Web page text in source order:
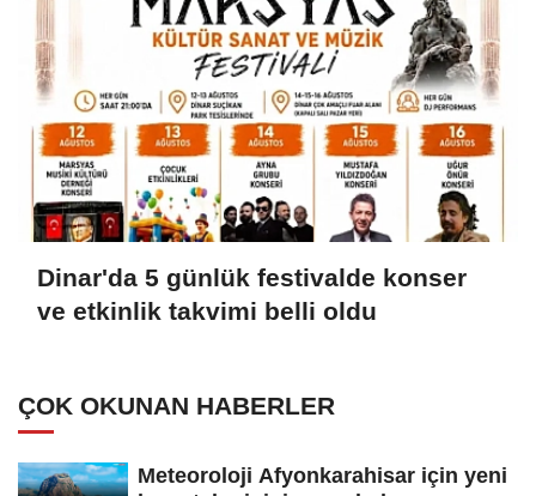
Dinar'da 5 günlük festivalde konser
ve etkinlik takvimi belli oldu
ÇOK OKUNAN HABERLER
Meteoroloji Afyonkarahisar için yeni